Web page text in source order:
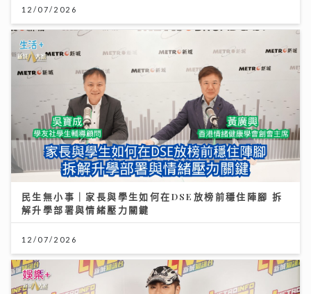
12/07/2026
民生無小事｜家長與學生如何在DSE放榜前穩住陣腳 拆
解升學部署與情緒壓力關鍵
12/07/2026